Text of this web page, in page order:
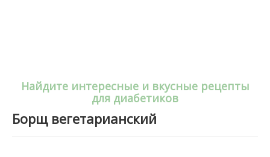
Найдите интересные и вкусные рецепты
для диабетиков
Борщ вегетарианский